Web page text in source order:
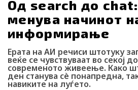
b
o
o
a
g
r
Од search до chat:
менува начинот
информирање
Ерата на АИ речиси штотуку
веќе се чувствуваат во секој
современото живеење. Како
ден станува сè понапредна,
навиките на луѓето.